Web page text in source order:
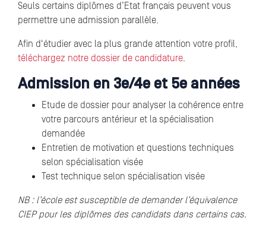
Seuls certains diplômes d’Etat français peuvent vous
permettre une admission parallèle.
Afin d'étudier avec la plus grande attention votre profil,
téléchargez notre dossier de candidature.
Admission en 3e/4e et 5e années
Etude de dossier pour analyser la cohérence entre
votre parcours antérieur et la spécialisation
demandée
Entretien de motivation et questions techniques
selon spécialisation visée
Test technique selon spécialisation visée
NB : l’école est susceptible de demander l’équivalence
CIEP pour les diplômes des candidats dans certains cas.